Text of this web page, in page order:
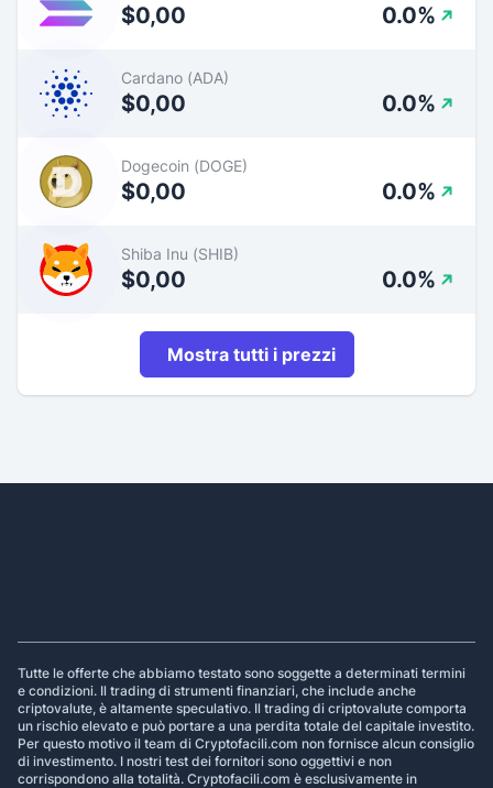
$0,00 0.0%
Cardano (ADA)
$0,00 0.0%
Dogecoin (DOGE)
$0,00 0.0%
Shiba Inu (SHIB)
$0,00 0.0%
Mostra tutti i prezzi
Tutte le offerte che abbiamo testato sono soggette a determinati termini
e condizioni. Il trading di strumenti finanziari, che include anche
criptovalute, è altamente speculativo. Il trading di criptovalute comporta
un rischio elevato e può portare a una perdita totale del capitale investito.
Per questo motivo il team di Cryptofacili.com non fornisce alcun consiglio
di investimento. I nostri test dei fornitori sono oggettivi e non
corrispondono alla totalità. Cryptofacili.com è esclusivamente in